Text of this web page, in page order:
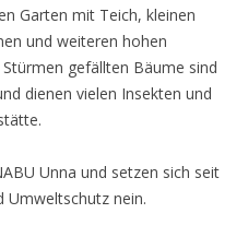
Garten mit Teich, kleinen
und weiteren hohen
gefällten Bäume sind
dienen vielen Insekten und
Unna und setzen sich seit
Umweltschutz nein.